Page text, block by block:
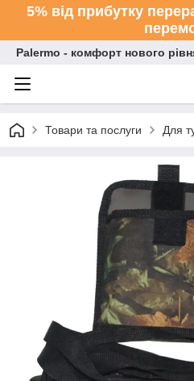
5% від прибутку
Palermo - комфорт нового
Товари та послуги Для